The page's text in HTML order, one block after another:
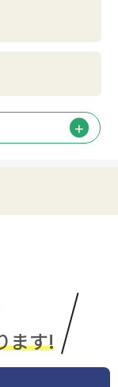
ます!